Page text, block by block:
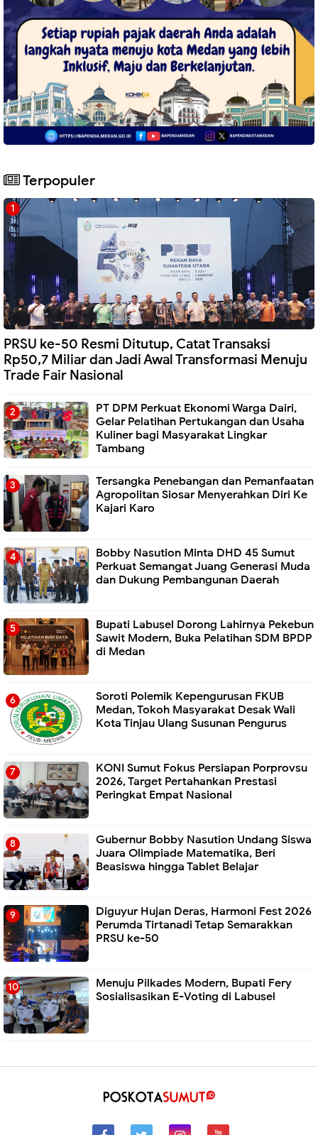
Terpopuler
PRSU ke-50 Resmi Ditutup, Catat Transaksi
Rp50,7 Miliar dan Jadi Awal Transformasi Menuju
Trade Fair Nasional
PT DPM Perkuat Ekonomi Warga Dairi,
Gelar Pelatihan Pertukangan dan Usaha
Kuliner bagi Masyarakat Lingkar
Tambang
Tersangka Penebangan dan Pemanfaatan
Agropolitan Siosar Menyerahkan Diri Ke
Kajari Karo
Bobby Nasution Minta DHD 45 Sumut
Perkuat Semangat Juang Generasi Muda
dan Dukung Pembangunan Daerah
Bupati Labusel Dorong Lahirnya Pekebun
Sawit Modern, Buka Pelatihan SDM BPDP
di Medan
Soroti Polemik Kepengurusan FKUB
Medan, Tokoh Masyarakat Desak Wali
Kota Tinjau Ulang Susunan Pengurus
KONI Sumut Fokus Persiapan Porprovsu
2026, Target Pertahankan Prestasi
Peringkat Empat Nasional
Gubernur Bobby Nasution Undang Siswa
Juara Olimpiade Matematika, Beri
Beasiswa hingga Tablet Belajar
Diguyur Hujan Deras, Harmoni Fest 2026
Perumda Tirtanadi Tetap Semarakkan
PRSU ke-50
Menuju Pilkades Modern, Bupati Fery
Sosialisasikan E-Voting di Labusel